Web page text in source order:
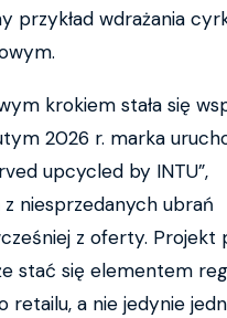
przykład wdrażania
krokiem stała się
2026 r. marka
upcycled by INTU”,
niesprzedanych ubrań
z oferty. Projekt
stać się elementem
retailu, a nie jedynie